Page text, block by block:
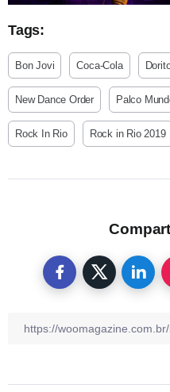
Tags:
Bon Jovi Coca-Cola
New Dance Order Palco
Rock In Rio Rock in Rio 2019